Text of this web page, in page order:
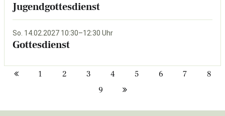
Jugendgottesdienst
So. 14.02.2027 10:30–12:30 Uhr
Gottesdienst
1 2 3 4 5 6 7
8
9